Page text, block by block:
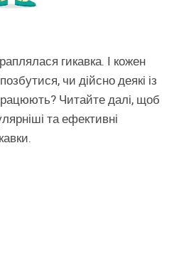
гикавка. І кожен
чи дійсно деякі із
Читайте далі, щоб
та ефективні